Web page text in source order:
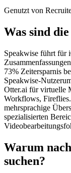
Genutzt von
Was sind
Speakwise führt für
73% Zeitersparnis
Speakwise-
Otter.ai für virtuelle
Workflows,
mehrsprachige
spezialisierten
Warum
suchen?